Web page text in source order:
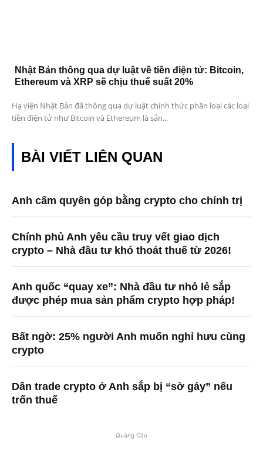
Nhật Bản thông qua dự luật về tiền điện tử: Bitcoin,
Ethereum và XRP sẽ chịu thuế suất 20%
Hạ viện Nhật Bản đã thông qua dự luật chính thức phân loại các loại
tiền điện tử như Bitcoin và Ethereum là sản...
BÀI VIẾT LIÊN QUAN
Anh cấm quyên góp bằng crypto cho chính trị
Chính phủ Anh yêu cầu truy vết giao dịch
crypto – Nhà đầu tư khó thoát thuế từ 2026!
Anh quốc “quay xe”: Nhà đầu tư nhỏ lẻ sắp
được phép mua sản phẩm crypto hợp pháp!
Bất ngờ: 25% người Anh muốn nghỉ hưu cùng
crypto
Dân trade crypto ở Anh sắp bị “sờ gáy” nếu
trốn thuế
Quảng Cáo